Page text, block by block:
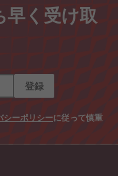
早く受け取
登録
シーポリシーに従って慎重